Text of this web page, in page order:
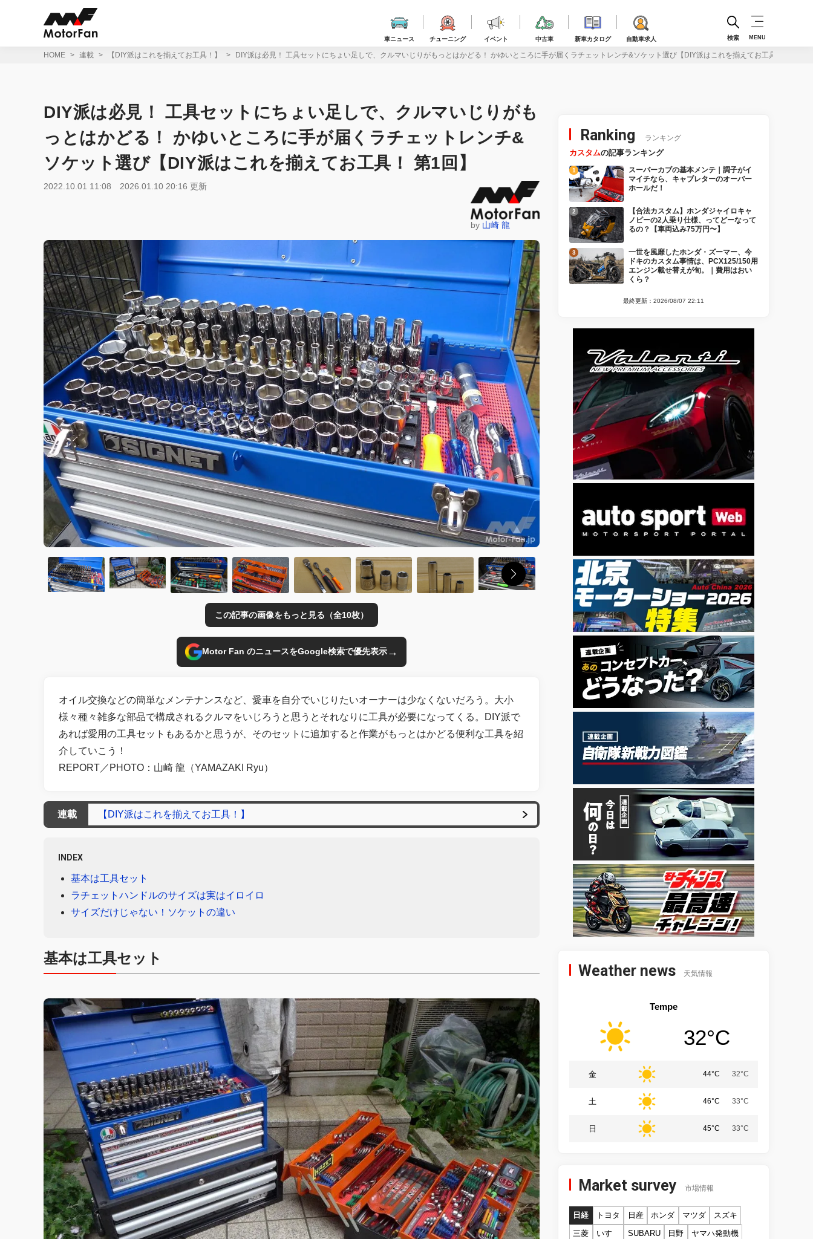
車ニュース チューニング イベント 中古車 新車カタログ 自動車求人 検索 MENU
HOME 連載 【DIY派はこれを揃えてお工具！】 DIY派は必見！ 工具セットにちょい足しで、クルマいじりがもっとはかどる！ かゆいところに手が届くラチェットレンチ&ソケット選び【DIY派はこれを揃えてお工具！ 第1回】
DIY派は必見！ 工具セットにちょい足しで、クルマいじりがも
っとはかどる！ かゆいところに手が届くラチェットレンチ&
ソケット選び【DIY派はこれを揃えてお工具！ 第1回】
2022.10.01 11:08 2026.01.10 20:16 更新
by 山崎 龍
この記事の画像をもっと見る（全10枚）
Motor Fan のニュースをGoogle検索で優先表示→
オイル交換などの簡単なメンテナンスなど、愛車を自分でいじりたいオーナーは少なくないだろう。大小
様々種々雑多な部品で構成されるクルマをいじろうと思うとそれなりに工具が必要になってくる。DIY派で
あれば愛用の工具セットもあるかと思うが、そのセットに追加すると作業がもっとはかどる便利な工具を紹
介していこう！
REPORT／PHOTO：山崎 龍（YAMAZAKI Ryu）
連載 【DIY派はこれを揃えてお工具！】
INDEX
基本は工具セット
ラチェットハンドルのサイズは実はイロイロ
サイズだけじゃない！ソケットの違い
基本は工具セット
Ranking ランキング
カスタムの記事ランキング
スーパーカブの基本メンテ｜調子がイ
マイチなら、キャブレターのオーバー
ホールだ！
【合法カスタム】ホンダジャイロキャ
ノピーの2人乗り仕様、ってどーなって
るの？【車両込み75万円〜】
一世を風靡したホンダ・ズーマー、今
ドキのカスタム事情は、PCX125/150用
エンジン載せ替えが旬。｜費用はおい
くら？
最終更新：2026/08/07 22:11
Weather news 天気情報
Tempe
32°C
金 44°C 32°C
土 46°C 33°C
日 45°C 33°C
Market survey 市場情報
日経 トヨタ 日産 ホンダ マツダ
スズキ
三菱
いすゞ SUBARU 日野 ヤマハ発動機